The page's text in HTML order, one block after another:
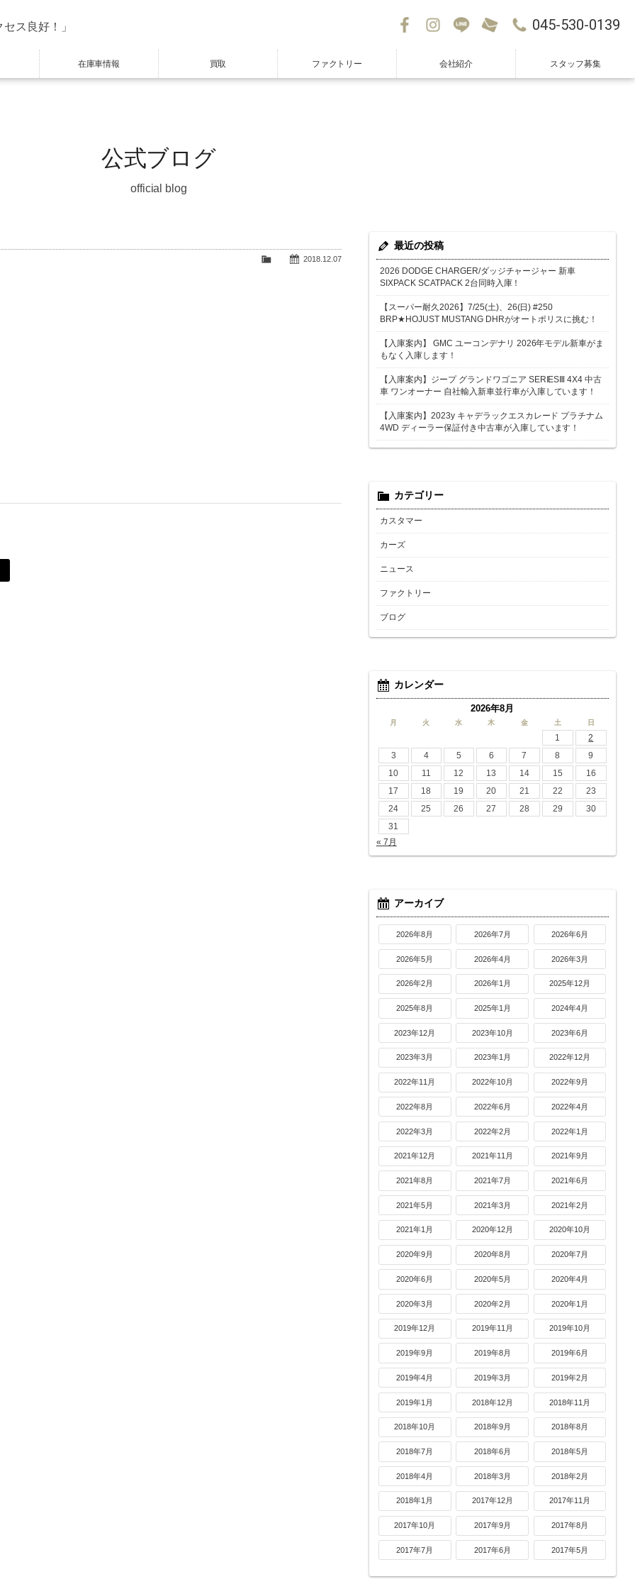
ス良好！」 045-530-0139
在庫車情報 買取 ファクトリー 会社紹介 スタッフ募集
公式ブログ
official blog
2018.12.07
最近の投稿
2026 DODGE CHARGER/ダッジチャージャー 新車
SIXPACK SCATPACK 2台同時入庫！
【スーパー耐久2026】7/25(土)、26(日) #250
BRP★HOJUST MUSTANG DHRがオートポリスに挑む！
【入庫案内】 GMC ユーコンデナリ 2026年モデル新車がま
もなく入庫します！
【入庫案内】ジープ グランドワゴニア SERIESⅢ 4X4 中古
車 ワンオーナー 自社輸入新車並行車が入庫しています！
【入庫案内】2023y キャデラックエスカレード プラチナム
4WD ディーラー保証付き中古車が入庫しています！
カテゴリー
カスタマー
カーズ
ニュース
ファクトリー
ブログ
カレンダー
2026年8月
月 火 水 木 金 土 日
1
2
3
4 5 6 7 8
9
10
11 12 13 14 15
16
17
18 19 20 21 22
23
24
25 26 27 28 29
30
31
« 7月
アーカイブ
2026年8月 2026年7月 2026年6月
2026年5月 2026年4月 2026年3月
2026年2月 2026年1月 2025年12月
2025年8月 2025年1月 2024年4月
2023年12月 2023年10月 2023年6月
2023年3月 2023年1月 2022年12月
2022年11月 2022年10月 2022年9月
2022年8月 2022年6月 2022年4月
2022年3月 2022年2月 2022年1月
2021年12月 2021年11月 2021年9月
2021年8月 2021年7月 2021年6月
2021年5月 2021年3月 2021年2月
2021年1月 2020年12月 2020年10月
2020年9月 2020年8月 2020年7月
2020年6月 2020年5月 2020年4月
2020年3月 2020年2月 2020年1月
2019年12月 2019年11月 2019年10月
2019年9月 2019年8月 2019年6月
2019年4月 2019年3月 2019年2月
2019年1月 2018年12月 2018年11月
2018年10月 2018年9月 2018年8月
2018年7月 2018年6月 2018年5月
2018年4月 2018年3月 2018年2月
2018年1月 2017年12月 2017年11月
2017年10月 2017年9月 2017年8月
2017年7月 2017年6月 2017年5月